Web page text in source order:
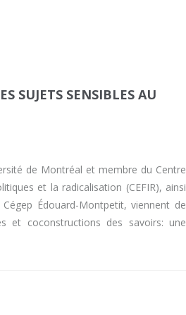
SUJETS SENSIBLES AU
de Montréal et membre du Centre
et la radicalisation (CEFIR), ainsi
Édouard-Montpetit, viennent de
et coconstructions des savoirs: une